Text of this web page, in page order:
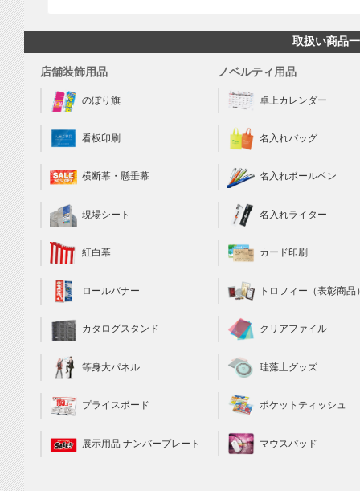
取扱い商品
店舗装飾用品
のぼり旗
看板印刷
横断幕・懸垂幕
現場シート
紅白幕
ロールバナー
カタログスタンド
等身大パネル
プライスボード
展示用品 ナンバープレート
ノベルティ用品
卓上カレンダー
名入れバッグ
名入れボールペン
名入れライター
カード印刷
トロフィー（表彰商品
クリアファイル
珪藻土グッズ
ポケットティッシュ
マウスパッド